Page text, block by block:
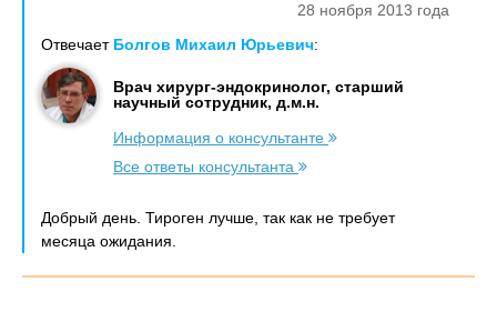
28 ноября 2013 года
Отвечает Болгов Михаил Юрьевич:
Врач хирург-эндокринолог, старший
научный сотрудник, д.м.н.
Информация о консультанте
Все ответы консультанта
Добрый день. Тироген лучше, так как не требует
месяца ожидания.